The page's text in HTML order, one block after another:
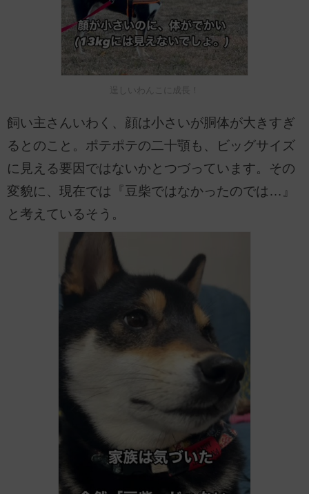
逞しいわんこに成長！
飼い主さんいわく、顔は小さいが胴体が大きすぎ
るとのこと。ポテポテの二十顎も、ビッグサイズ
に見える要因ではないかとつづっています。その
変貌に、現在では『豆柴ではなかったのでは…』
と考えているそう。